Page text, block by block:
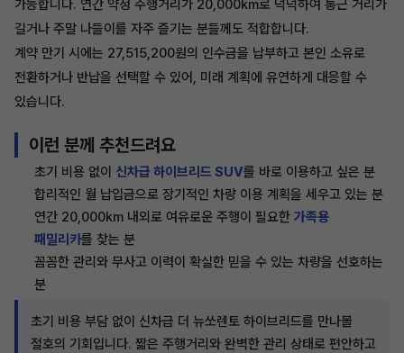
가능합니다. 연간 약정 주행거리가 20,000km로 넉넉하여 통근 거리가
길거나 주말 나들이를 자주 즐기는 분들께도 적합합니다.
계약 만기 시에는 27,515,200원의 인수금을 납부하고 본인 소유로
전환하거나 반납을 선택할 수 있어, 미래 계획에 유연하게 대응할 수
있습니다.
이런 분께 추천드려요
초기 비용 없이 신차급 하이브리드 SUV를 바로 이용하고 싶은 분
합리적인 월 납입금으로 장기적인 차량 이용 계획을 세우고 있는 분
연간 20,000km 내외로 여유로운 주행이 필요한 가족용
패밀리카를 찾는 분
꼼꼼한 관리와 무사고 이력이 확실한 믿을 수 있는 차량을 선호하는
분
초기 비용 부담 없이 신차급 더 뉴쏘렌토 하이브리드를 만나볼
절호의 기회입니다. 짧은 주행거리와 완벽한 관리 상태로 편안하고